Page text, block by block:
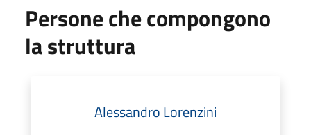
Persone che compongono
la struttura
Alessandro Lorenzini